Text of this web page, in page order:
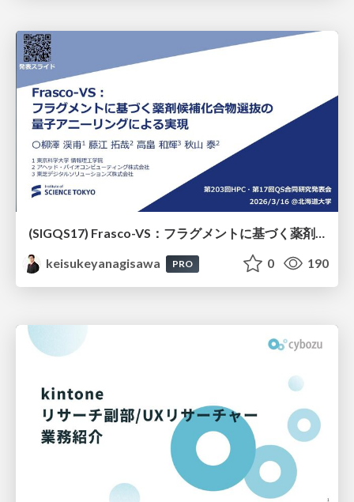
(SIGQS17) Frasco-VS：フラグメントに基づく薬剤候補化合物選抜の量子アニーリングによる実現
keisukeyanagisawa
PRO 0 190